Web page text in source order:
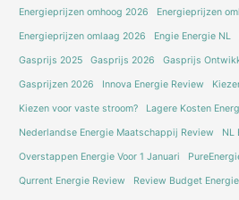
Energieprijzen omhoog 2026 Energieprijzen
Energieprijzen omlaag 2026 Engie Energie NL
Gasprijs 2025 Gasprijs 2026 Gasprijs
Gasprijzen 2026 Innova Energie Review
Kiezen voor vaste stroom? Lagere Kosten
Nederlandse Energie Maatschappij Review NL
Overstappen Energie Voor 1 Januari
Qurrent Energie Review Review Budget Energie